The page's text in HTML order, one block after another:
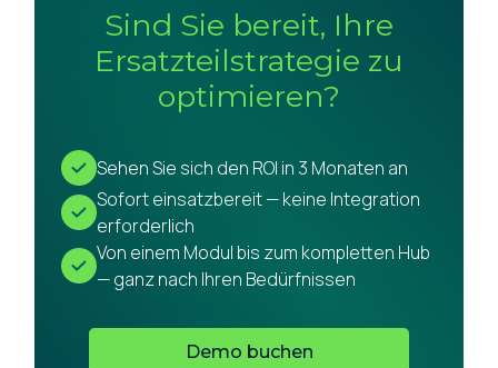
Sind Sie bereit, Ihre
Ersatzteilstrategie zu
optimieren?
Sehen Sie sich den ROI in 3 Monaten an
Sofort einsatzbereit — keine Integration
erforderlich
Von einem Modul bis zum kompletten Hub
— ganz nach Ihren Bedürfnissen
Demo buchen